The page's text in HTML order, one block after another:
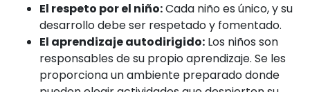
El respeto por el niño:Cada niño es único, y su
desarrollo debe ser respetado y fomentado.
El aprendizaje autodirigido: Los niños son
responsables de su propio aprendizaje. Se les
proporciona un ambiente preparado donde